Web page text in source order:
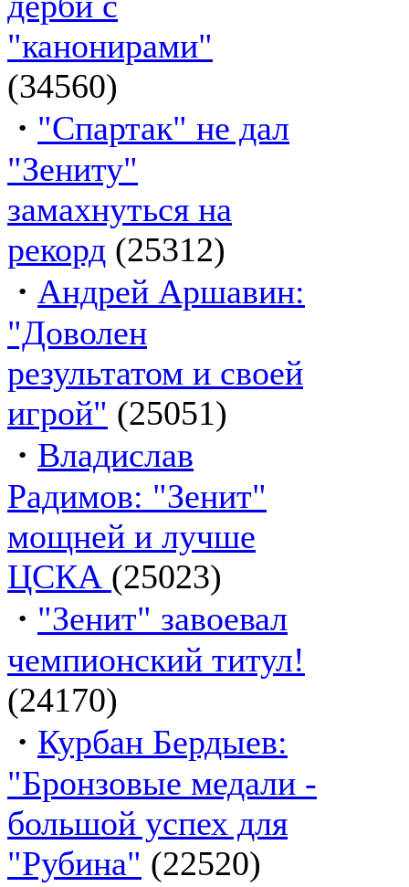
"канонирами"
(34560)
· "Спартак" не дал
"Зениту"
замахнуться на
рекорд (25312)
· Андрей Аршавин:
"Доволен
результатом и своей
игрой" (25051)
· Владислав
Радимов: "Зенит"
мощней и лучше
ЦСКА (25023)
· "Зенит" завоевал
чемпионский титул!
(24170)
· Курбан Бердыев:
"Бронзовые медали -
большой успех для
"Рубина" (22520)